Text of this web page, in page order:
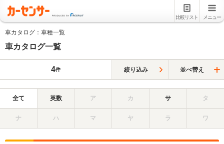
比較リスト メニュー
車カタログ：車種一覧
車カタログ一覧
4件 絞り込み 並べ替え
全て 英数 ア カ サ タ
ナ ハ マ ヤ ラ ワ